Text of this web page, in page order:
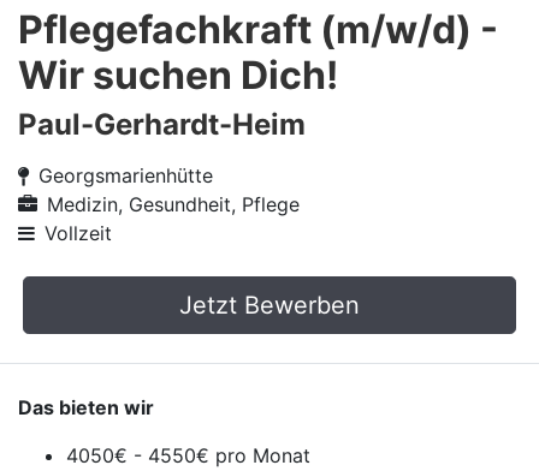
Pflegefachkraft (m/w/d) -
Wir suchen Dich!
Paul-Gerhardt-Heim
Georgsmarienhütte
Medizin, Gesundheit, Pflege
Vollzeit
Jetzt Bewerben
Das bieten wir
4050€ - 4550€ pro Monat